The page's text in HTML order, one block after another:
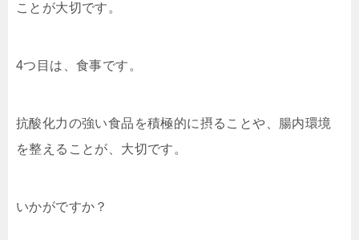
ことが大切です。
4つ目は、食事です。
抗酸化力の強い食品を積極的に摂ることや、腸内環境
を整えることが、大切です。
いかがですか？